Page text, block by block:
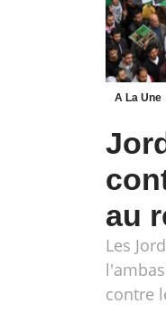
A La Une
au
Les
contre